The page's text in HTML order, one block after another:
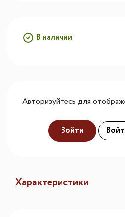
В наличии
Авторизуйтесь для
Войти
Характеристики